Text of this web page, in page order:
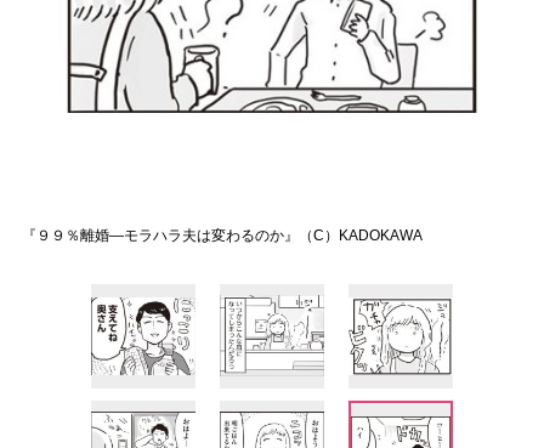
『９９％離婚―モラハラ夫は変わるのか』（C）KADOKAWA